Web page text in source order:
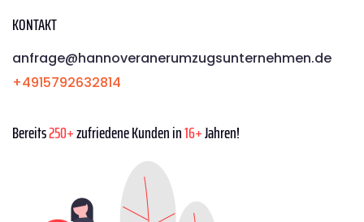
KONTAKT
anfrage@hannoveranerumzugsunternehmen.de
+4915792632814
Bereits250+zufriedene Kunden in16+Jahren!